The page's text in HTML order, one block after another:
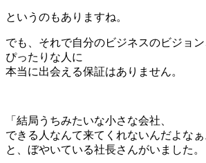
というのもありますね。
でも、それで自分のビジネスのビジョ
ぴったりな人に
本当に出会える保証はありません。
「結局うちみたいな小さな会社、
できる人なんて来てくれないんだよなぁ
と、ぼやいている社長さんがいました。